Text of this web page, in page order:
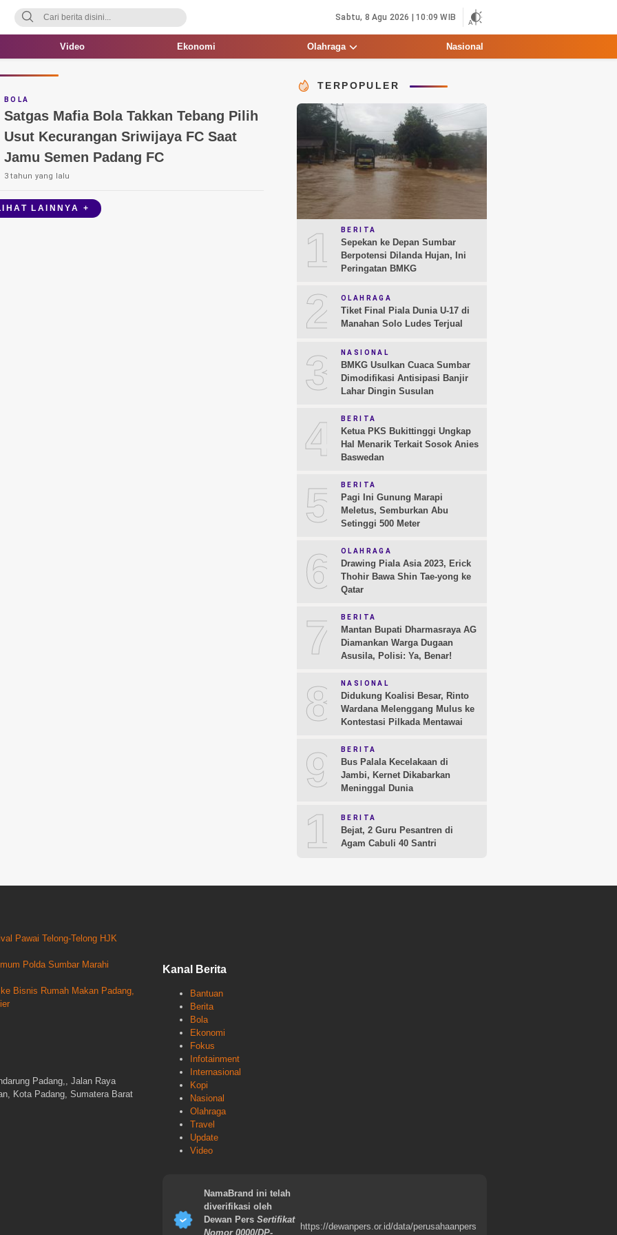
Sabtu, 8 Agu 2026 | 10:09 WIB
Video Ekonomi Olahraga Nasional
BOLA
Satgas Mafia Bola Takkan Tebang Pilih
Usut Kecurangan Sriwijaya FC Saat
Jamu Semen Padang FC
3 tahun yang lalu
LAINNYA +
TERPOPULER
1 BERITA
Sepekan ke Depan Sumbar
Berpotensi Dilanda Hujan, Ini
Peringatan BMKG
2 OLAHRAGA
Tiket Final Piala Dunia U-17 di
Manahan Solo Ludes Terjual
3 NASIONAL
BMKG Usulkan Cuaca Sumbar
Dimodifikasi Antisipasi Banjir
Lahar Dingin Susulan
4 BERITA
Ketua PKS Bukittinggi Ungkap
Hal Menarik Terkait Sosok Anies
Baswedan
5 BERITA
Pagi Ini Gunung Marapi
Meletus, Semburkan Abu
Setinggi 500 Meter
6 OLAHRAGA
Drawing Piala Asia 2023, Erick
Thohir Bawa Shin Tae-yong ke
Qatar
7 BERITA
Mantan Bupati Dharmasraya AG
Diamankan Warga Dugaan
Asusila, Polisi: Ya, Benar!
8 NASIONAL
Didukung Koalisi Besar, Rinto
Wardana Melenggang Mulus ke
Kontestasi Pilkada Mentawai
9 BERITA
Bus Palala Kecelakaan di
Jambi, Kernet Dikabarkan
Meninggal Dunia
10BERITA
Bejat, 2 Guru Pesantren di
Agam Cabuli 40 Santri
Pawai Telong-Telong HJK
Polda Sumbar Marahi
Bisnis Rumah Makan Padang,
Padang,, Jalan Raya
Kota Padang, Sumatera Barat
Kanal Berita
Bantuan
Berita
Bola
Ekonomi
Fokus
Infotainment
Internasional
Kopi
Nasional
Olahraga
Travel
Update
Video
NamaBrand ini telah
diverifikasi oleh
Dewan Pers Sertifikat
Nomor 0000/DP-
https://dewanpers.or.id/data/perusahaanpers